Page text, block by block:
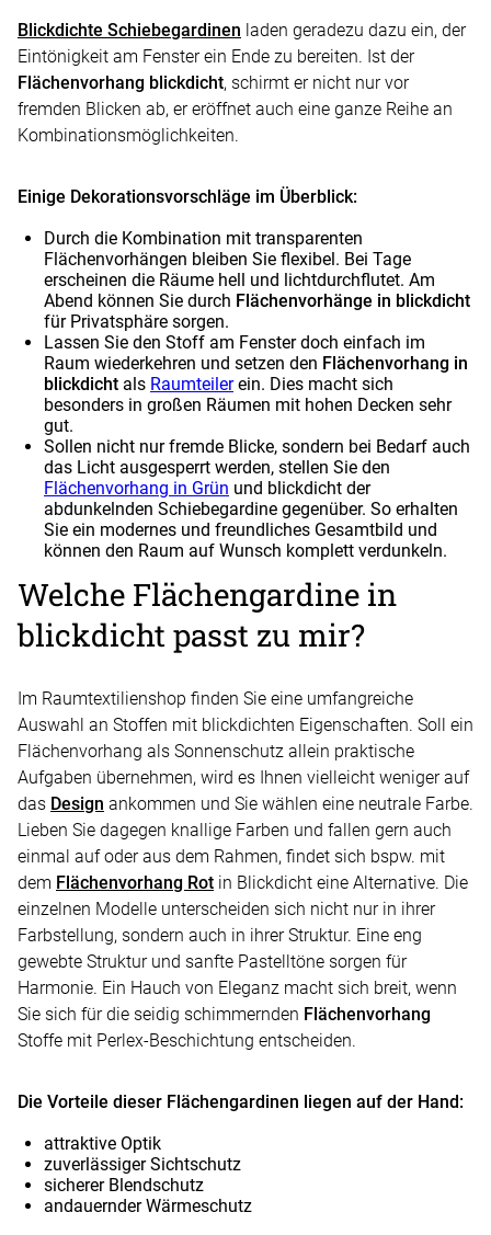
Blickdichte Schiebegardinen laden geradezu dazu ein, der
Eintönigkeit am Fenster ein Ende zu bereiten. Ist der
Flächenvorhang blickdicht, schirmt er nicht nur vor
fremden Blicken ab, er eröffnet auch eine ganze Reihe an
Kombinationsmöglichkeiten.
Einige Dekorationsvorschläge im Überblick:
Durch die Kombination mit transparenten
Flächenvorhängen bleiben Sie flexibel. Bei Tage
erscheinen die Räume hell und lichtdurchflutet. Am
Abend können Sie durch Flächenvorhänge in blickdicht
für Privatsphäre sorgen.
Lassen Sie den Stoff am Fenster doch einfach im
Raum wiederkehren und setzen den Flächenvorhang in
blickdicht als Raumteilerein. Dies macht sich
besonders in großen Räumen mit hohen Decken sehr
gut.
Sollen nicht nur fremde Blicke, sondern bei Bedarf auch
das Licht ausgesperrt werden, stellen Sie den
Flächenvorhang in Grün und blickdicht der
abdunkelnden Schiebegardine gegenüber. So erhalten
Sie ein modernes und freundliches Gesamtbild und
können den Raum auf Wunsch komplett verdunkeln.
Welche Flächengardine in
blickdichtpasst zu mir?
Im Raumtextilienshop finden Sie eine umfangreiche
Auswahl an Stoffen mit blickdichten Eigenschaften. Soll ein
Flächenvorhang als Sonnenschutz allein praktische
Aufgaben übernehmen, wird es Ihnen vielleicht weniger auf
das Design ankommen und Sie wählen eine neutrale Farbe.
Lieben Sie dagegen knallige Farben und fallen gern auch
einmal auf oder aus dem Rahmen, findet sich bspw. mit
dem Flächenvorhang Rot in Blickdicht eine Alternative. Die
einzelnen Modelle unterscheiden sich nicht nur in ihrer
Farbstellung, sondern auch in ihrer Struktur. Eine eng
gewebte Struktur und sanfte Pastelltöne sorgen für
Harmonie. Ein Hauch von Eleganz macht sich breit, wenn
Sie sich für die seidig schimmernden Flächenvorhang
Stoffe mit Perlex-Beschichtung entscheiden.
Die Vorteile dieser Flächengardinen liegen auf der Hand:
attraktive Optik
zuverlässiger Sichtschutz
sicherer Blendschutz
andauernder Wärmeschutz